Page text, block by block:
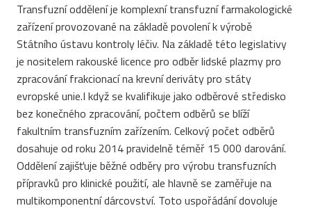
Transfuzní oddělení je komplexní transfuzní farmakologické
zařízení provozované na základě povolení k výrobě
Státního ústavu kontroly léčiv. Na základě této legislativy
je nositelem rakouské licence pro odběr lidské plazmy pro
zpracování frakcionací na krevní deriváty pro státy
evropské unie.I když se kvalifikuje jako odběrové středisko
bez konečného zpracování, počtem odběrů se blíží
fakultním transfuzním zařízením. Celkový počet odběrů
dosahuje od roku 2014 pravidelně téměř 15 000 darování.
Oddělení zajišťuje běžné odběry pro výrobu transfuzních
přípravků pro klinické použití, ale hlavně se zaměřuje na
multikomponentní dárcovství. Toto uspořádání dovoluje